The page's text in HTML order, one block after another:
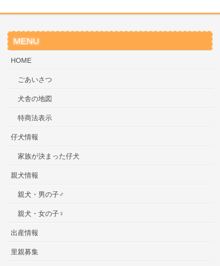
MENU
HOME
ごあいさつ
犬舎の地図
特商法表示
仔犬情報
家族が決まった仔犬
親犬情報
親犬・男の子♂
親犬・女の子♀
出産情報
里親募集